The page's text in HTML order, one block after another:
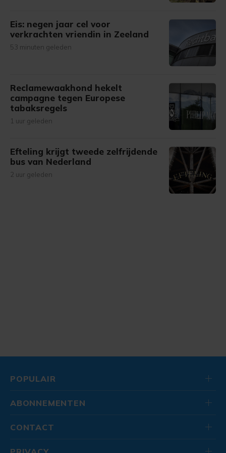
Eis: negen jaar cel voor
verkrachten vriendin in Zeeland
53 minuten geleden
Reclamewaakhond hekelt
campagne tegen Europese
tabaksregels
1 uur geleden
Efteling krijgt tweede zelfrijdende
bus van Nederland
2 uur geleden
POPULAIR
ABONNEMENTEN
CONTACT